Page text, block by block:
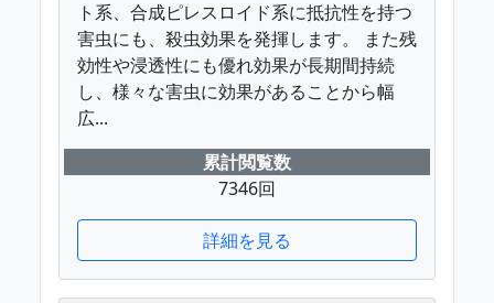
ト系、合成ピレスロイド系に抵抗性を持つ
害虫にも、殺虫効果を発揮します。 また残
効性や浸透性にも優れ効果が長期間持続
し、様々な害虫に効果があることから幅
広...
累計閲覧数
7346回
詳細を見る